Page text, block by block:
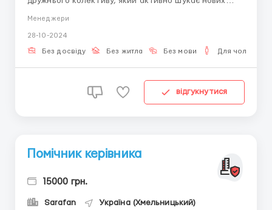
готовий розвиватися разом з нами. Обов'язки: -
Ведення листування з клієнтами. - Швидке
Менеджери
28-10-2024
Без досвіду Без житла Без мови Для чоловіків
відгукнутися
Помічник керівника
15000 грн.
Sarafan Україна (Хмельницький)